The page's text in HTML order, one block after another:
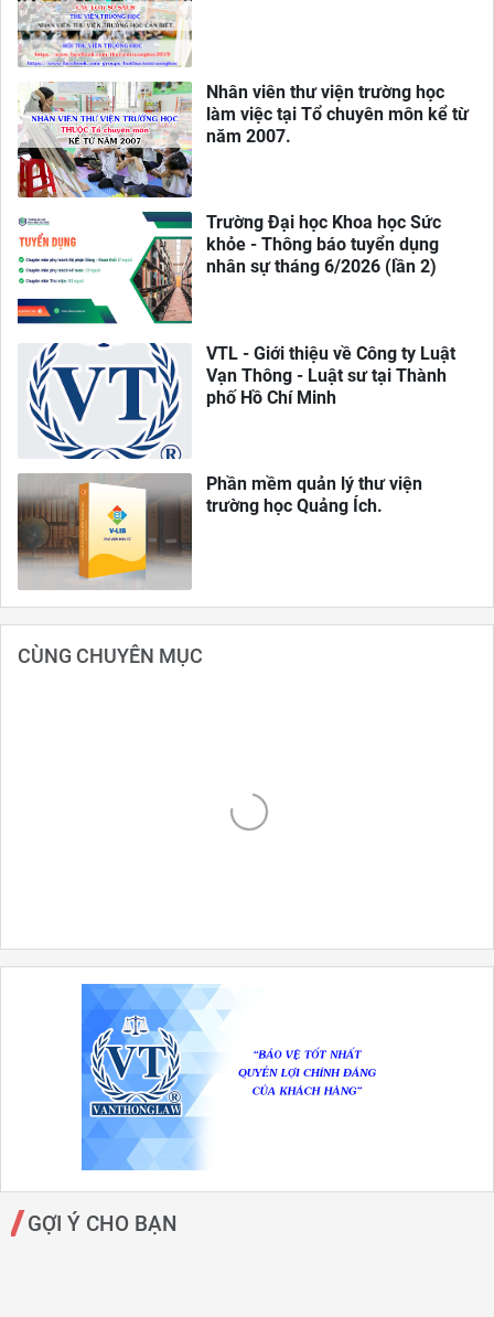
Nhân viên thư viện trường học
làm việc tại Tổ chuyên môn kể từ
năm 2007.
Trường Đại học Khoa học Sức
khỏe - Thông báo tuyển dụng
nhân sự tháng 6/2026 (lần 2)
VTL - Giới thiệu về Công ty Luật
Vạn Thông - Luật sư tại Thành
phố Hồ Chí Minh
Phần mềm quản lý thư viện
trường học Quảng Ích.
CÙNG CHUYÊN MỤC
GỢI Ý CHO BẠN